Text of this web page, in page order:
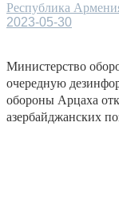
Республика
2023-05-30
Министерство
очередную
обороны Арцаха
азербайджанских